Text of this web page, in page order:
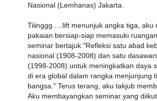
Nasional (Lemhanas) Jakarta.
Tiiinggg.....lift menunjuk angka tiga, aku
pakaian bersiap-siap memasuki
seminar bertajuk "Refleksi satu abad
nasional (1908-2008) dan satu
(1998-2008) untuk meningkatkan daya
di era global dalam rangka menjunjung
bangsa." Terus terang, aku takjub
Aku membayangkan seminar yang